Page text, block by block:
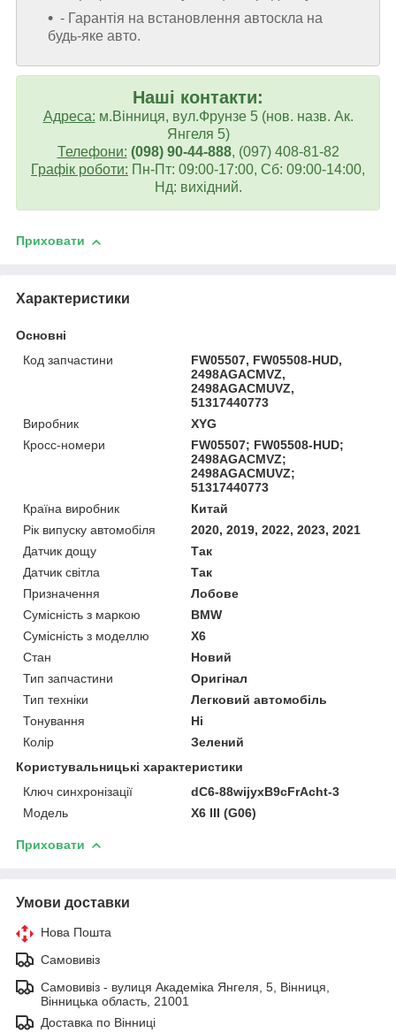
- Гарантія на встановлення автоскла на
будь-яке авто.
Наші контакти:
Адреса: м.Вінниця, вул.Фрунзе 5 (нов. назв. Ак.
Янгеля 5)
Телефони: (098) 90-44-888, (097) 408-81-82
Графік роботи: Пн-Пт: 09:00-17:00, Сб: 09:00-14:00,
Нд: вихідний.
Приховати
Характеристики
Основні
Код запчастини
FW05507, FW05508-HUD,
2498AGACMVZ,
2498AGACMUVZ,
51317440773
Виробник
XYG
Кросс-номери
FW05507; FW05508-HUD;
2498AGACMVZ;
2498AGACMUVZ;
51317440773
Країна виробник
Китай
Рік випуску автомобіля
2020, 2019, 2022, 2023, 2021
Датчик дощу
Так
Датчик світла
Так
Призначення
Лобове
Сумісність з маркою
BMW
Сумісність з моделлю
X6
Стан
Новий
Тип запчастини
Оригінал
Тип техніки
Легковий автомобіль
Тонування
Ні
Колір
Зелений
Користувальницькі характеристики
Ключ синхронізації
dC6-88wijyxB9cFrAcht-3
Мoдель
X6 III (G06)
Приховати
Умови доставки
Нова Пошта
Самовивіз
Самовивіз - вулиця Академіка Янгеля, 5, Вінниця,
Вінницька область, 21001
Доставка по Вінниці